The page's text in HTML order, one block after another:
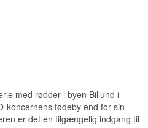
med rødder i byen Billund i
koncernens fødeby end for sin
er det en tilgængelig indgang til